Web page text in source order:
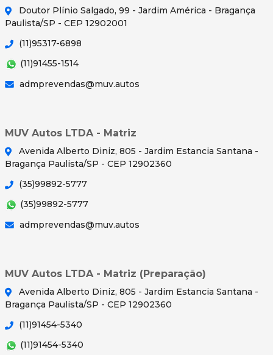
Doutor Plínio Salgado, 99 - Jardim América - Bragança
Paulista/SP - CEP 12902001
(11)95317-6898
(11)91455-1514
admprevendas@muv.autos
MUV Autos LTDA - Matriz
Avenida Alberto Diniz, 805 - Jardim Estancia Santana -
Bragança Paulista/SP - CEP 12902360
(35)99892-5777
(35)99892-5777
admprevendas@muv.autos
MUV Autos LTDA - Matriz (Preparação)
Avenida Alberto Diniz, 805 - Jardim Estancia Santana -
Bragança Paulista/SP - CEP 12902360
(11)91454-5340
(11)91454-5340